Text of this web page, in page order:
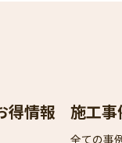
得情報 施工事
全ての事